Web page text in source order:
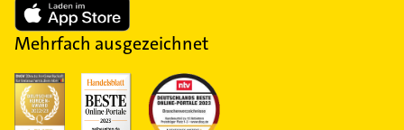
Mehrfach ausgezeichnet